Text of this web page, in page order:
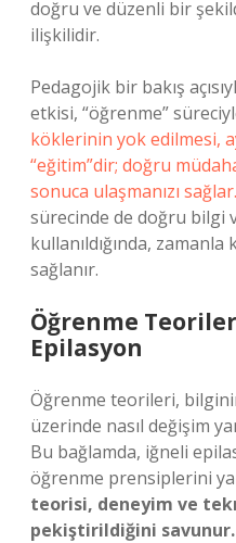
doğru ve düzenli bir
ilişkilidir.
Pedagojik bir bakış
etkisi, “öğrenme”
köklerinin yok edilmesi,
“eğitim”dir; doğru
sonuca ulaşmanızı sağlar.
sürecinde de doğru bilgi
kullanıldığında, zamanla
sağlanır.
Öğrenme
Epilasyon
Öğrenme teorileri,
üzerinde nasıl değişim
Bu bağlamda, iğneli
öğrenme prensiplerini
teorisi, deneyim ve
pekiştirildiğini savunur.